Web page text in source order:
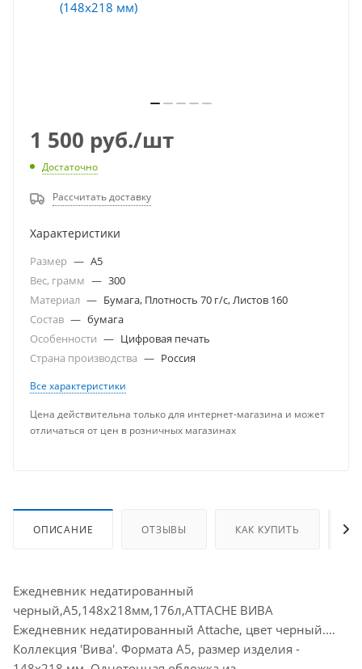
1 500 руб./шт
Достаточно
Рассчитать доставку
Характеристики
Размер — A5
Вес, грамм — 300
Материал — Бумага, Плотность 70 г/с, Листов 160
Состав — бумага
Особенности — Цифровая печать
Страна производства — Россия
Все характеристики
Цена действительна только для интернет-магазина и может
отличаться от цен в розничных магазинах
ОПИСАНИЕ ОТЗЫВЫ КАК КУПИТЬ
Ежедневник недатированный
черный,А5,148х218мм,176л,ATTACHE ВИВА
Ежедневник недатированный Attache, цвет черный.
Коллекция 'Вива'. Формата А5, размер изделия -